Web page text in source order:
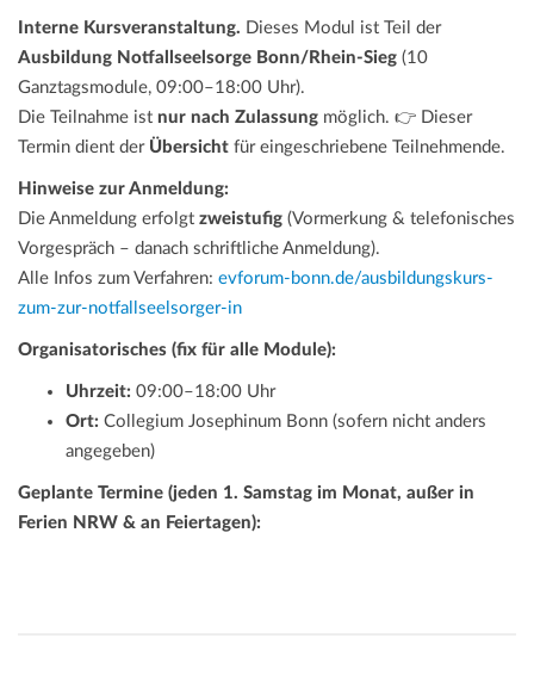
Interne Kursveranstaltung. Dieses Modul ist Teil der
Ausbildung Notfallseelsorge Bonn/Rhein-Sieg (10
Ganztagsmodule, 09:00–18:00 Uhr).
Die Teilnahme ist nur nach Zulassung möglich. 👉 Dieser
Termin dient der Übersicht für eingeschriebene Teilnehmende.
Hinweise zur Anmeldung:
Die Anmeldung erfolgt zweistufig (Vormerkung & telefonisches
Vorgespräch – danach schriftliche Anmeldung).
Alle Infos zum Verfahren: evforum-bonn.de/ausbildungskurs-
zum-zur-notfallseelsorger-in
Organisatorisches (fix für alle Module):
Uhrzeit: 09:00–18:00 Uhr
Ort: Collegium Josephinum Bonn (sofern nicht anders
angegeben)
Geplante Termine (jeden 1. Samstag im Monat, außer in
Ferien NRW & an Feiertagen):